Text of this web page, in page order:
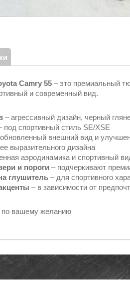
Camry 55 – это премиальный
и современный вид.
– агрессивный дизайн, черный
под спортивный стиль SE/XSE
внешний вид и
выразительного дизайна
аэродинамика и спортивный
и пороги – подчеркивают
глушитель – для спортивного
– в зависимости от
по вашему желанию